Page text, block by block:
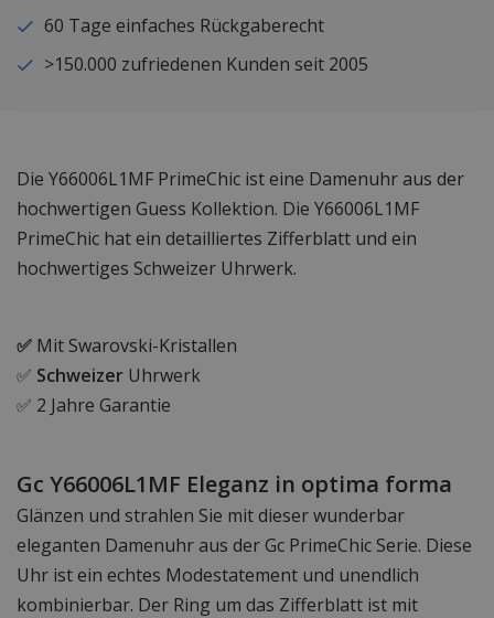
60 Tage einfaches Rückgaberecht
>150.000 zufriedenen Kunden seit 2005
Die Y66006L1MF PrimeChic ist eine Damenuhr aus der
hochwertigen Guess Kollektion. Die Y66006L1MF
PrimeChic hat ein detailliertes Zifferblatt und ein
hochwertiges Schweizer Uhrwerk.
✅ Mit Swarovski-Kristallen
✅ Schweizer Uhrwerk
✅ 2 Jahre Garantie
Gc Y66006L1MF Eleganz in optima forma
Glänzen und strahlen Sie mit dieser wunderbar
eleganten Damenuhr aus der Gc PrimeChic Serie. Diese
Uhr ist ein echtes Modestatement und unendlich
kombinierbar. Der Ring um das Zifferblatt ist mit